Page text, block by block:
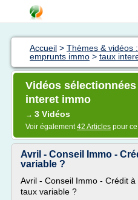
Accueil > Thèmes & vidéos
emprunts immo > taux
Vidéos
interet immo
→ 3 Vidéos
Voir également42 Articles pour
Avril - Conseil Immo -
variable ?
Avril - Conseil Immo - Crédit à
taux variable ?